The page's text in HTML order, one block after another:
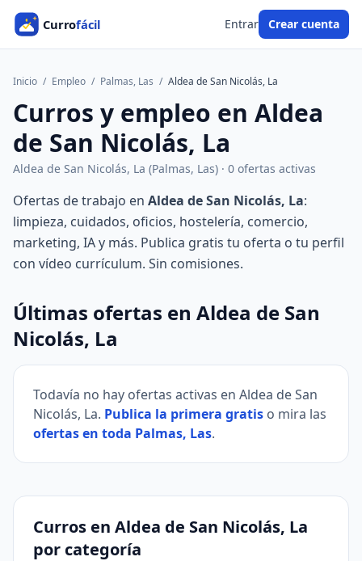
Entrar Crear cuenta
Inicio / Empleo / Palmas, Las / Aldea de San Nicolás, La
Curros y empleo en Aldea
de San Nicolás, La
Aldea de San Nicolás, La (Palmas, Las) · 0 ofertas activas
Ofertas de trabajo en Aldea de San Nicolás, La:
limpieza, cuidados, oficios, hostelería, comercio,
marketing, IA y más. Publica gratis tu oferta o tu perfil
con vídeo currículum. Sin comisiones.
Últimas ofertas en Aldea de San
Nicolás, La
Todavía no hay ofertas activas en Aldea de San
Nicolás, La. Publica la primera gratis o mira las
ofertas en toda Palmas, Las.
Curros en Aldea de San Nicolás, La
por categoría